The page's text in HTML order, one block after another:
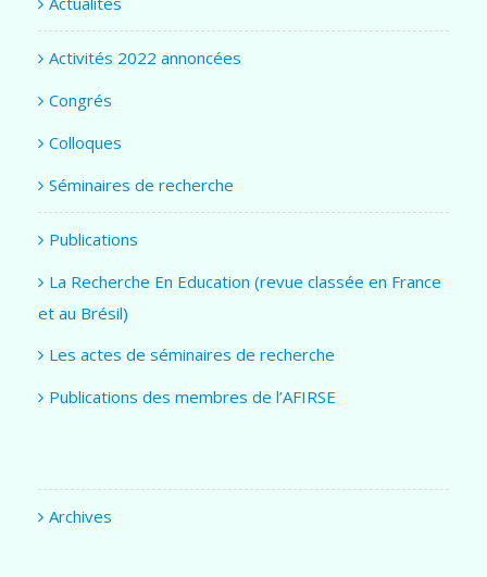
Activités 2022 annoncées
Congrés
Colloques
Séminaires de recherche
Publications
La Recherche En Education (revue classée en France
et au Brésil)
Les actes de séminaires de recherche
Publications des membres de l’AFIRSE
Archives